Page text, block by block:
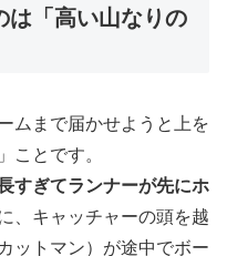
は「高い山なりの
ムまで届かせようと上を
ことです。
すぎてランナーが先にホ
、キャッチャーの頭を越
ットマン）が途中でボー